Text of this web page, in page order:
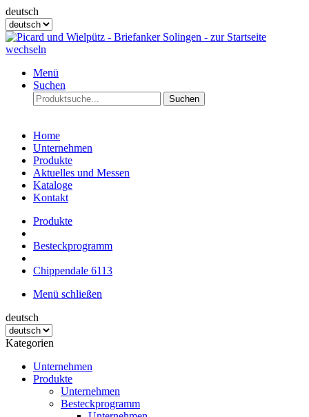
deutsch
Menü
Suchen
Suchen
Home
Unternehmen
Produkte
Aktuelles und Messen
Kataloge
Kontakt
Produkte
Besteckprogramm
Chippendale 6113
Menü schließen
deutsch
Kategorien
Unternehmen
Produkte
Unternehmen
Besteckprogramm